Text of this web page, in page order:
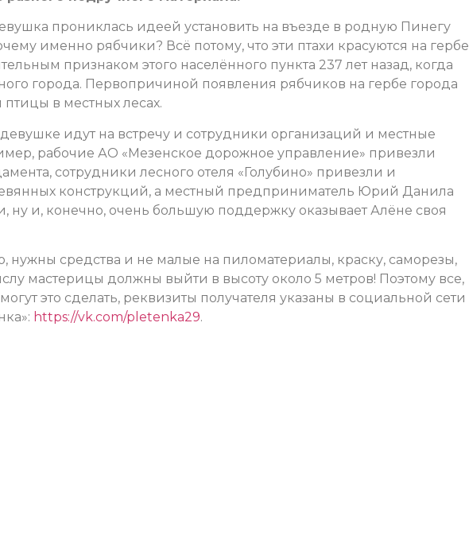
прониклась идеей установить на въезде в родную Пинегу
именно рябчики? Всё потому, что эти птахи красуются на гербе
признаком этого населённого пункта 237 лет назад, когда
города. Первопричиной появления рябчиков на гербе города
птицы в местных лесах.
идут на встречу и сотрудники организаций и местные
рабочие АО «Мезенское дорожное управление» привезли
сотрудники лесного отеля «Голубино» привезли и
конструкций, а местный предприниматель Юрий Данила
ну и, конечно, очень большую поддержку оказывает Алёне своя
нужны средства и не малые на пиломатериалы, краску, саморезы,
мастерицы должны выйти в высоту около 5 метров! Поэтому все,
это сделать, реквизиты получателя указаны в социальной сети
https://vk.com/pletenka29.